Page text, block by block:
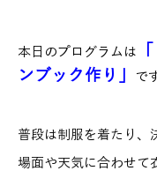
本日のプログラムは
ンブック作り」
で
普段は制服を着たり、
場面や天気に合わせて